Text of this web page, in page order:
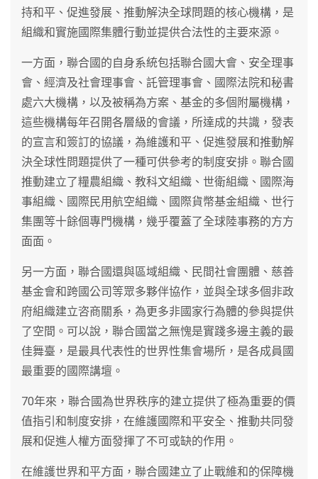
持和平、促進發展、推動解決全球問題的核心機構，是
組織和實施國際集體行動並提供合法性的主要來源。
一方面，聯合國的自身系統包括聯合國大會、安全理事
會、經濟及社會理事會、託管理事會、國際法院和秘書
處六大機構，以及被稱為方案、基金的多個附屬機構，
這些機構每年召開各層級的會議，所達成的共識，發表
的宣言和簽訂的協議，為維護和平、促進發展和推動解
決全球性問題提供了一種可供參考的制度安排。聯合國
推動建立了糧農組織、教科文組織、世衛組織、國際海
事組織、國際民用航空組織、國際貨幣基金組織、世行
集團等十餘個專門機構，幾乎覆蓋了全球陸事務的方方
面面。
另一方面，聯合國還與區域組織、民間社會團體、慈善
基金會和跨國公司等眾多夥伴協作，並與全球多個非政
府組織建立咨商關系，為更多非國家行為體的參與提供
了空間。可以說，聯合國當之無愧是實踐多邊主義的最
佳舞臺，是最具代表性的世界性集會場所，是各成員國
最重要的國際講壇。
70年來，聯合國為世界秩序的建立提供了極為重要的價
值指引和制度安排，在維護國際和平安全、推動共同發
展和促進人權方面發揮了不可或缺的作用。
在維護世界和平方面，聯合國建立了止戰維和的保障機